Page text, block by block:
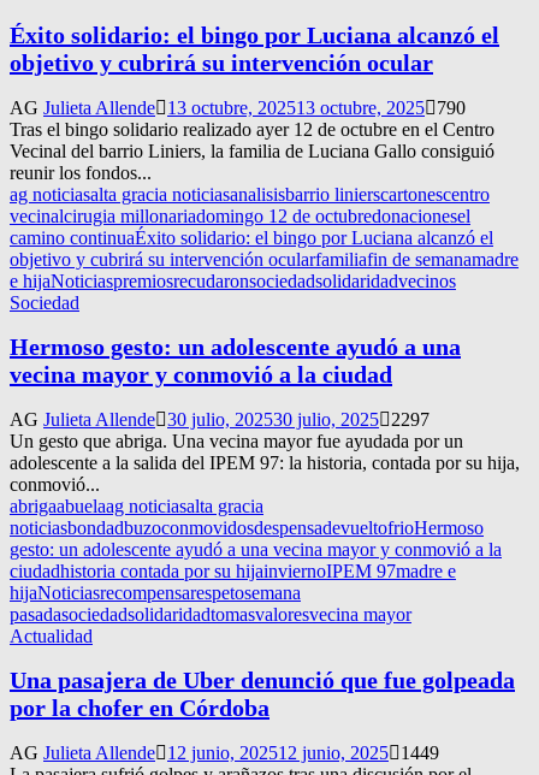
Éxito solidario: el bingo por Luciana alcanzó el
objetivo y cubrirá su intervención ocular
AG Julieta Allende 13 octubre, 202513 octubre, 2025
790
Tras el bingo solidario realizado ayer 12 de octubre en el Centro
Vecinal del barrio Liniers, la familia de Luciana Gallo consiguió
reunir los fondos...
ag noticiasalta gracia noticiasanalisisbarrio linierscartonescentro
vecinalcirugia millonariadomingo 12 de octubredonacionesel
camino continuaÉxito solidario: el bingo por Luciana alcanzó el
objetivo y cubrirá su intervención ocularfamiliafin de semanamadre
e hijaNoticiaspremiosrecudaronsociedadsolidaridadvecinos
Sociedad
Hermoso gesto: un adolescente ayudó a una
vecina mayor y conmovió a la ciudad
AG Julieta Allende 30 julio, 202530 julio, 2025
2297
Un gesto que abriga. Una vecina mayor fue ayudada por un
adolescente a la salida del IPEM 97: la historia, contada por su hija,
conmovió...
abrigaabuelaag noticiasalta gracia
noticiasbondadbuzoconmovidosdespensadevueltofrioHermoso
gesto: un adolescente ayudó a una vecina mayor y conmovió a la
ciudadhistoria contada por su hijainviernoIPEM 97madre e
hijaNoticiasrecompensarespetosemana
pasadasociedadsolidaridadtomasvaloresvecina mayor
Actualidad
Una pasajera de Uber denunció que fue golpeada
por la chofer en Córdoba
AG Julieta Allende 12 junio, 202512 junio, 2025
1449